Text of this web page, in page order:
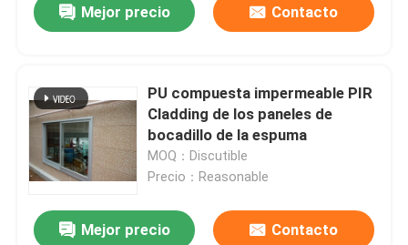
Mejor precio Contacto
PU compuesta impermeable PIR
Cladding de los paneles de
bocadillo de la espuma
MOQ：Discutible
Precio：Reasonable
Mejor precio Contacto